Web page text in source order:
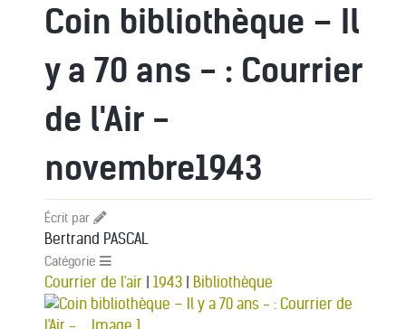
Coin bibliothèque – Il
y a 70 ans - : Courrier
de l'Air -
novembre1943
Écrit par
Bertrand PASCAL
Catégorie
Courrier de l'air 1943 Bibliothèque